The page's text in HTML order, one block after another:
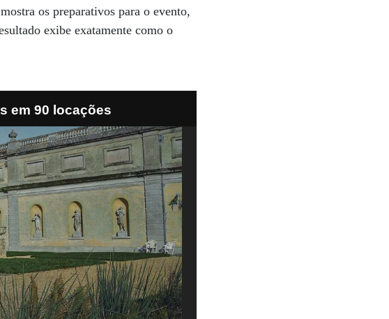
os preparativos para o evento,
exibe exatamente como o
em 90 locações